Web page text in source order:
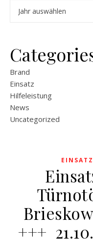
Brand
Einsatz
Hilfeleistung
News
Uncategorized
EINSATZ
+++